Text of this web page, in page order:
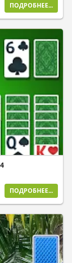
ПОДРОБНЕЕ...
ПОДРОБНЕЕ...